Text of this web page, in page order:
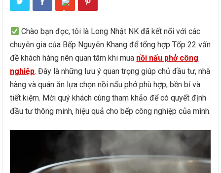
Chào bạn đọc, tôi là Long Nhật NK đã kết nối với các
chuyên gia của Bếp Nguyên Khang để tổng hợp Tốp 22 vấn
đề khách hàng nên quan tâm khi mua nồi nấu phở công
nghiệp. Đây là những lưu ý quan trọng giúp chủ đầu tư, nhà
hàng và quán ăn lựa chọn nồi nấu phở phù hợp, bền bỉ và
tiết kiệm. Mời quý khách cùng tham khảo để có quyết định
đầu tư thông minh, hiệu quả cho bếp công nghiệp của mình.